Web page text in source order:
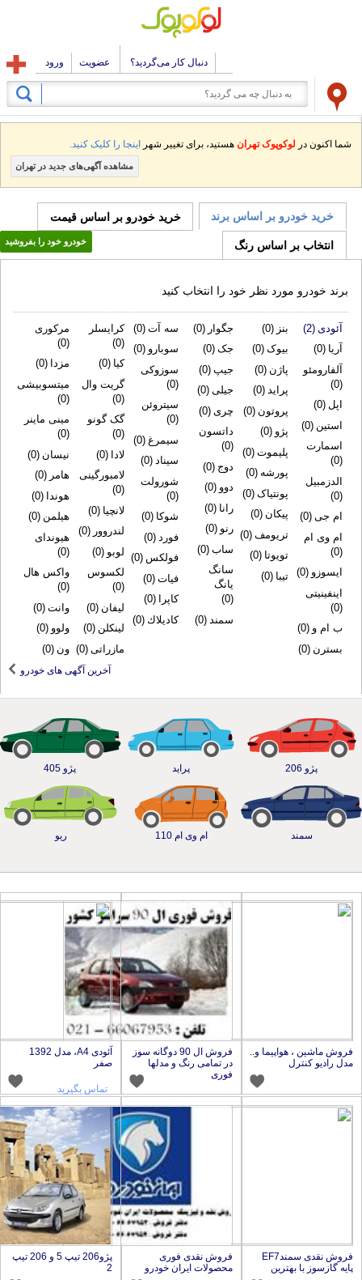
دنبال کار می‌گردید؟ عضویت ورود
لوکوپوک تهرانهستید، برای تغییر شهر اینجا را کلیک کنید.
مشاهده آگهی‌های جدید در تهران
بر اساس برند خرید خودرو بر اساس قیمت
بر اساس رنگ خودرو خود را بفروشید
آخرین آگهی های خودرو
مورد نظر خود را انتخاب کنید
بنز (0)
بیوک (0)
پاژن (0)
پراید
پروتون
پژو (0)
پلیموت (0)
پونتیاک
پیکان
تریومف (0)
تویوتا
تیبا (0)
جگوار
جک (0)
جیپ (0)
جیلی (0)
چری (0)
داتسون
رانا
(0)
سانگ
یانگ
سه آت (0)
سوبارو
سوزوکی
سیتروئن
سیمرغ (0)
سیناد (0)
شورولت
شوکا (0)
فورد
فولکس (0)
فیات (0)
كاپرا
كادیلاك (0)
كرایسلر
گریت وال
گک گونو
(0)
لامبورگینی
(0)
لانچیا
لندروور (0)
لوبو
لکسوس
لیفان (0)
لینکلن
(0)
مرکوری
(0)
مزدا (0)
میتسوبیشی
(0)
مینی ماینر
(0)
نیسان
هامر (0)
هوندا
هیلمن (0)
هیوندای
(0)
واکس هال
(0)
وانت (0)
ولوو (0)
ون (0)
هواپیما و..
فروش ال 90 دوگانه سوز
در تمامی رنگ و مدلها
آئودی A4، مدل 1392
صفر
تماس بگیرید
فروش نقدی سمندEF7
بهترین
فروش نقدی فوری
محصولات ایران خودرو
پژو206 تیپ 5 و 206 تیپ
2